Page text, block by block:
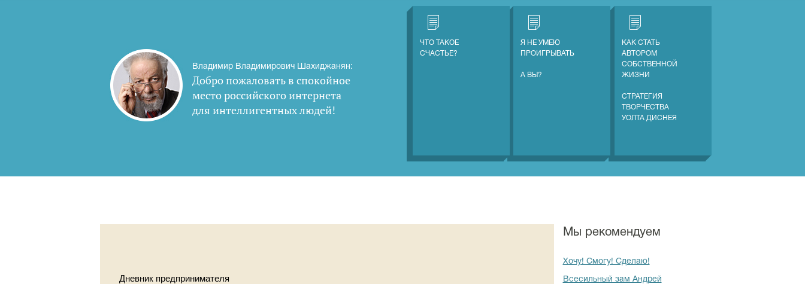
Владимир Владимирович Шахиджанян:
Добро пожаловать в спокойное
место российского интернета
для интеллигентных людей!
ЧТО ТАКОЕ
СЧАСТЬЕ?
Я НЕ УМЕЮ
ПРОИГРЫВАТЬ
А ВЫ?
КАК СТАТЬ
АВТОРОМ
СОБСТВЕННОЙ
ЖИЗНИ
СТРАТЕГИЯ
ТВОРЧЕСТВА
УОЛТА ДИСНЕЯ
Дневник предпринимателя
Мы рекомендуем
Хочу! Смогу! Сделаю!
Всесильный зам Андрей